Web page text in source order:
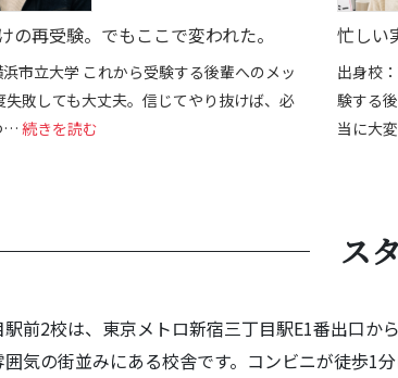
の再受験。でもここで変われた。
市立大学 これから受験する後輩へのメッ
失敗しても大丈夫。信じてやり抜けば、必
… 続きを読む : 不安だらけの再受験。でもここで変われた
忙しい
出身校
験する
当に大
ス
前2校は、東京メトロ新宿三丁目駅E1番出口
囲気の街並みにある校舎です。コンビニが徒歩1